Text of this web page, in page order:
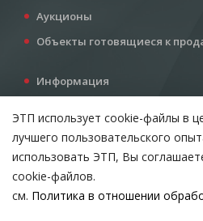
Аукционы
Объекты готовящиеся к
Информация
Все для инвестора
Контакты
Возникли вопросы?
ЭТП использует cookie-файлы в
лучшего пользовательского
использовать ЭТП, Вы
cookie-файлов.
см. Политика в отношении